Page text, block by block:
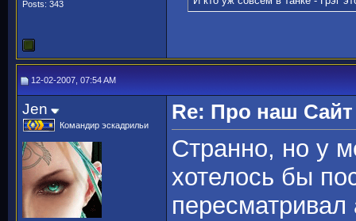
Posts: 343
12-02-2007, 07:54 AM
Jen
Командир эскадрильи
Re: Про наш Сайт
Странно, но у
хотелось бы